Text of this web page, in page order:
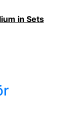
in Sets